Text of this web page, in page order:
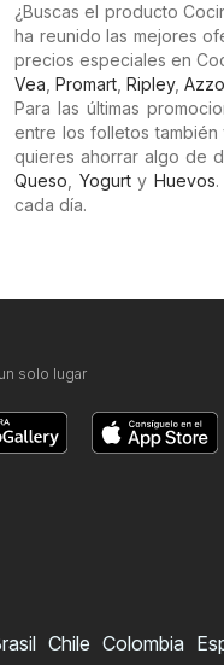
¿Buscas el producto
ha reunido las mejores
precios especiales en
Vea, Promart, Ripley,
Para las últimas
entre los folletos
quieres ahorrar algo de
Queso, Yogurty Huevos
cada día.
solo lugar
Chile Colombia